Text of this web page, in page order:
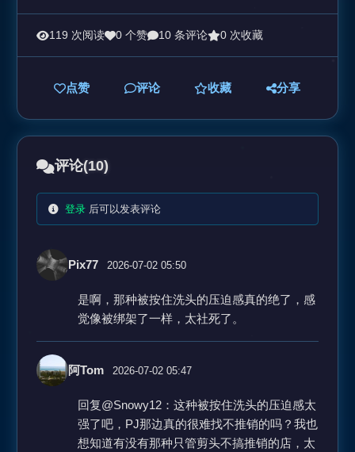
119 次阅读 0 个赞 10 条评论 0 次收藏
点赞 评论 收藏 分享
评论(10)
登录后可以发表评论
Pix77 2026-07-02 05:50
是啊，那种被按住洗头的压迫感真的绝了，感
觉像被绑架了一样，太社死了。
阿Tom 2026-07-02 05:47
回复@Snowy12：这种被按住洗头的压迫感太
强了吧，PJ那边真的很难找不推销的吗？我也
想知道有没有那种只管剪头不搞推销的店，太